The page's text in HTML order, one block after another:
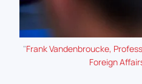
"Frank Vandenbroucke,
Foreign